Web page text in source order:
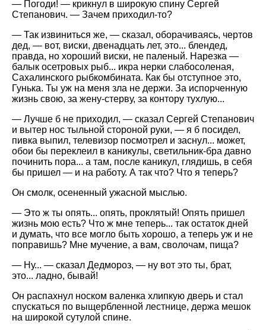
— Погоди! — крикнул в широкую спину Сергей
Степанович. — Зачем приходил-то?
— Так извиниться же, — сказал, оборачиваясь, чертов
дед, — вот, виски, двенадцать лет, это... блендед,
правда, но хороший виски, не паленый. Нарезка —
балык осетровых рыб... икра нерки слабосоленая,
Сахалинского рыбкомбината. Как бы отступное это,
Гунька. Ты уж на меня зла не держи. За испорченную
жизнь свою, за жену-стерву, за контору тухлую...
— Лучше б не приходил, — сказал Сергей Степанович
и вытер нос тыльной стороной руки, — я б посидел,
пивка выпил, телевизор посмотрел и заснул... может,
обои бы переклеил в каникулы, светильник-бра давно
починить пора... а там, после каникул, глядишь, в себя
бы пришел — и на работу. А так что? Что я теперь?
Он смолк, осененный ужасной мыслью.
— Это ж ты опять... опять, проклятый! Опять пришел
жизнь мою есть? Что ж мне теперь... так остаток дней
и думать, что все могло быть хорошо, а теперь уж и не
поправишь? Мне мучение, а вам, сволочам, пища?
— Ну... — сказал Дедмороз, — ну вот это ты, брат,
это... ладно, бывай!
Он распахнул носком валенка хлипкую дверь и стал
спускаться по выщербленной лестнице, держа мешок
на широкой сутулой спине.